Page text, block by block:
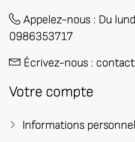
Appelez-nous : ​Du
0986353717
Écrivez-nous :
Votre compte
Informations